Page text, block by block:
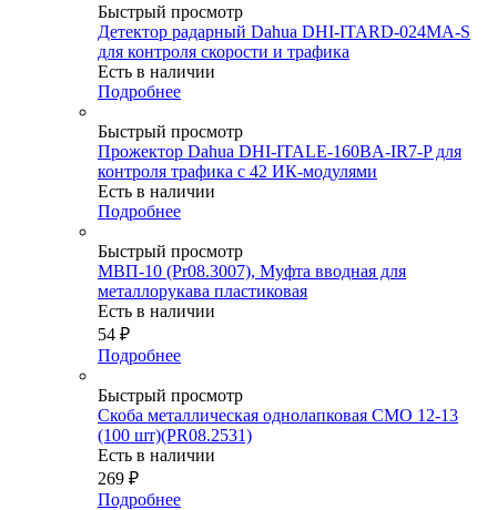
Быстрый просмотр
Детектор радарный Dahua DHI-ITARD-024MA-S
для контроля скорости и трафика
Есть в наличии
Подробнее
Быстрый просмотр
Прожектор Dahua DHI-ITALE-160BA-IR7-P для
контроля трафика с 42 ИК-модулями
Есть в наличии
Подробнее
Быстрый просмотр
МВП-10 (Pr08.3007), Муфта вводная для
металлорукава пластиковая
Есть в наличии
54 ₽
Подробнее
Быстрый просмотр
Скоба металлическая однолапковая СМО 12-13
(100 шт)(PR08.2531)
Есть в наличии
269 ₽
Подробнее